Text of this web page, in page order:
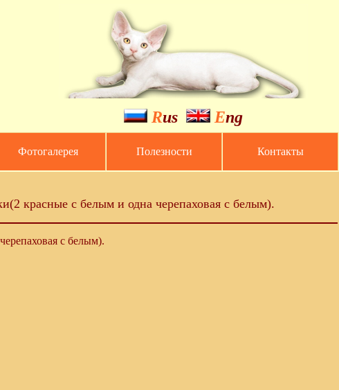
Rus Eng
Фотогалерея Полезности Контакты
красные с белым и одна черепаховая с белым).
с белым).